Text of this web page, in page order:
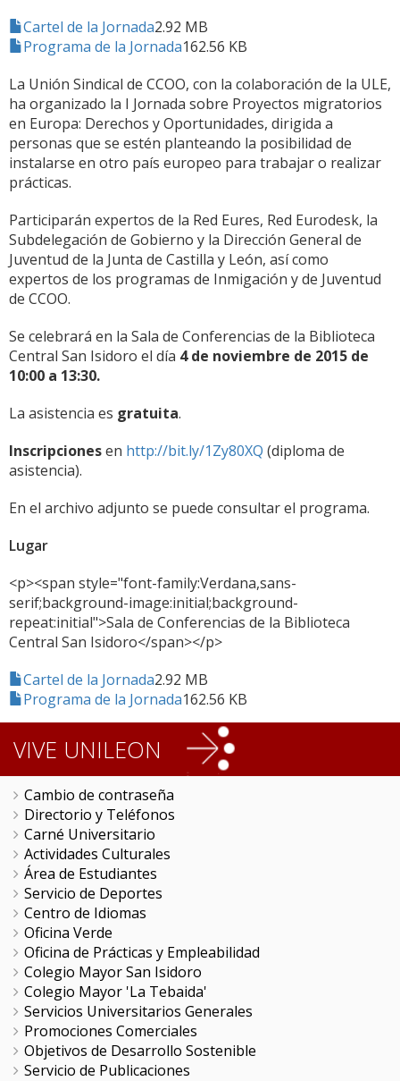
Cartel de la Jornada2.92 MB
Programa de la Jornada162.56 KB
La Unión Sindical de CCOO, con la colaboración de la ULE,
ha organizado la I Jornada sobre Proyectos migratorios
en Europa: Derechos y Oportunidades, dirigida a
personas que se estén planteando la posibilidad de
instalarse en otro país europeo para trabajar o realizar
prácticas.
Participarán expertos de la Red Eures, Red Eurodesk, la
Subdelegación de Gobierno y la Dirección General de
Juventud de la Junta de Castilla y León, así como
expertos de los programas de Inmigación y de Juventud
de CCOO.
Se celebrará en la Sala de Conferencias de la Biblioteca
Central San Isidoro el día 4 de noviembre de 2015 de
10:00 a 13:30.
La asistencia es gratuita.
Inscripcionesen http://bit.ly/1Zy80XQ (diploma de
asistencia).
En el archivo adjunto se puede consultar el programa.
Lugar
<p><span style="font-family:Verdana,sans-
serif;background-image:initial;background-
repeat:initial">Sala de Conferencias de la Biblioteca
Central San Isidoro</span></p>
Cartel de la Jornada2.92 MB
Programa de la Jornada162.56 KB
VIVE UNILEON
Cambio de contraseña
Directorio y Teléfonos
Carné Universitario
Actividades Culturales
Área de Estudiantes
Servicio de Deportes
Centro de Idiomas
Oficina Verde
Oficina de Prácticas y Empleabilidad
Colegio Mayor San Isidoro
Colegio Mayor 'La Tebaida'
Servicios Universitarios Generales
Promociones Comerciales
Objetivos de Desarrollo Sostenible
Servicio de Publicaciones